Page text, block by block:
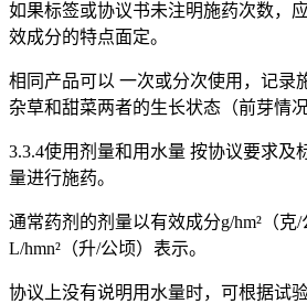
如果标签或协议书未注明施药次数，
效成分的特点面定。
相同产品可以 一次或分次使用，记录
杂草和甜菜两者的生长状态（前芽情
3.3.4使用剂量和用水量 按协议要求及
量进行施药。
通常药剂的剂量以有效成分g/hm²（克
L/hmn²（升/公顷）表示。
协议上没有说明用水量时，可根据试